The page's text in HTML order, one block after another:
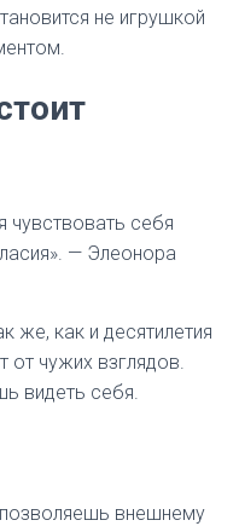
не игрушкой
чувствовать себя
— Элеонора
же, как и десятилетия
от чужих взглядов.
видеть себя.
внешнему